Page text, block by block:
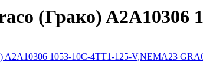
(Грако) A2A10306